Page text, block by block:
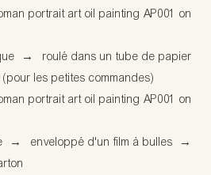
→
roulé dans un tube de papier
les petites commandes)
→ enveloppé d'un film à bulles
→